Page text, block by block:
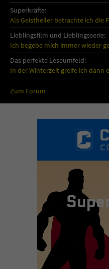
Superkräfte:
Als Geistheiler betrachte ich die
Lieblingsfilm und Lieblingsserie:
Ich begebe mich immer wieder
Das perfekte Leseumfeld:
In der Winterzeit greife ich dann
Zum Forum